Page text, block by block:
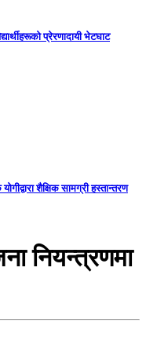
प्रेरणादायी भेटघाट
शैक्षिक सामग्री हस्तान्तरण
नियन्त्रणमा